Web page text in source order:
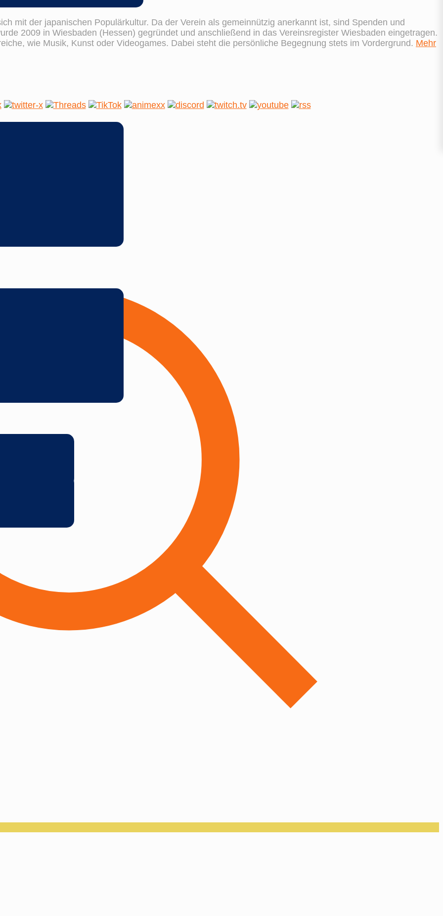
mit der japanischen Populärkultur. Da der Verein als gemeinnützig anerkannt ist, sind Spenden und
2009 in Wiesbaden (Hessen) gegründet und anschließend in das Vereinsregister Wiesbaden eingetragen.
wie Musik, Kunst oder Videogames. Dabei steht die persönliche Begegnung stets im Vordergrund. Mehr